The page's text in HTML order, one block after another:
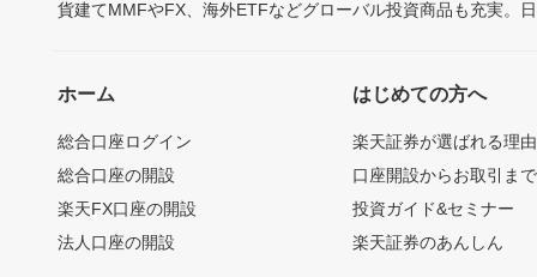
貨建てMMFやFX、海外ETFなどグローバル投資商品も充実。
ホーム
総合口座ログイン
総合口座の開設
楽天FX口座の開設
法人口座の開設
はじめての方へ
楽天証券が選ばれる理由
口座開設からお取引ま
投資ガイド&セミナー
楽天証券のあんしん